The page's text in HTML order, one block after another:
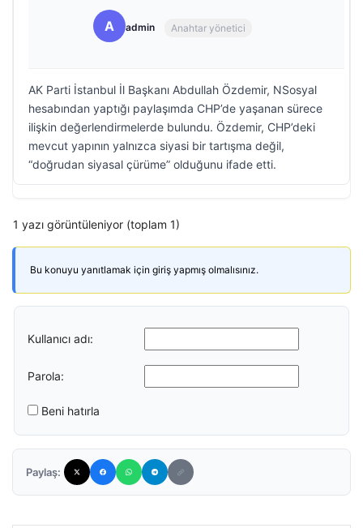
A admin Anahtar yönetici
AK Parti İstanbul İl Başkanı Abdullah Özdemir, NSosyal
hesabından yaptığı paylaşımda CHP’de yaşanan sürece
ilişkin değerlendirmelerde bulundu. Özdemir, CHP’deki
mevcut yapının yalnızca siyasi bir tartışma değil,
“doğrudan siyasal çürüme” olduğunu ifade etti.
1 yazı görüntüleniyor (toplam 1)
Bu konuyu yanıtlamak için giriş yapmış olmalısınız.
Kullanıcı adı:
Parola:
Beni hatırla
Paylaş: